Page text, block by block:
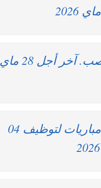
وزارة الداخلية : مباريات لتوظيف 330 مناصب. آخر أجل 28 ماي
شركة المنشآت الرياضية للدار البيضاء : مباريات لتوظيف 04